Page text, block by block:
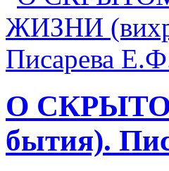
О
бытия).